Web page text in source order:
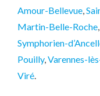
Amour-Bellevue,
Martin-Belle-Roche,
Symphorien-
Pouilly, Varennes-
Viré.